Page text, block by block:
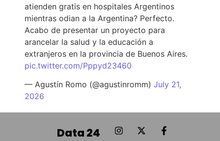
atienden gratis en hospitales Argentinos
mientras odian a la Argentina? Perfecto.
Acabo de presentar un proyecto para
arancelar la salud y la educación a
extranjeros en la provincia de Buenos Aires.
pic.twitter.com/Pppyd23460
— Agustín Romo (@agustinromm) July 21,
2026
Data 24